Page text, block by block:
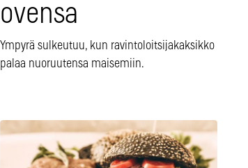
ovensa
Ympyrä sulkeutuu, kun ravintoloitsijakaksikko
palaa nuoruutensa maisemiin.